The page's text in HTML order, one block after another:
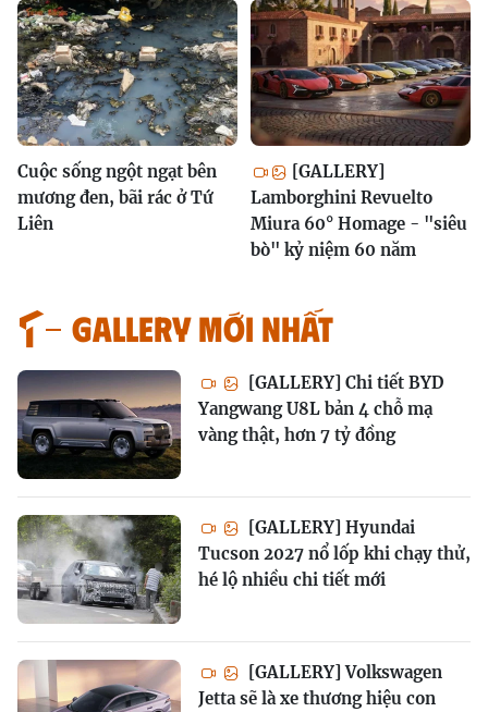
Cuộc sống ngột ngạt bên
mương đen, bãi rác ở Tứ
Liên
[GALLERY]
Lamborghini Revuelto
Miura 60° Homage - "siêu
bò" kỷ niệm 60 năm
GALLERY MỚI NHẤT
[GALLERY] Chi tiết BYD
Yangwang U8L bản 4 chỗ mạ
vàng thật, hơn 7 tỷ đồng
[GALLERY] Hyundai
Tucson 2027 nổ lốp khi chạy thử,
hé lộ nhiều chi tiết mới
[GALLERY] Volkswagen
Jetta sẽ là xe thương hiệu con